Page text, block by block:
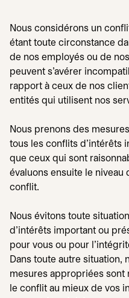
Nous considérons un
étant toute circonstance
de nos employés ou de
peuvent s'avérer
rapport à ceux de nos
entités qui utilisent nos
Nous prenons des
tous les conflits d'intérêts
que ceux qui sont
évaluons ensuite le niveau
conflit.
Nous évitons toute
d'intérêts important ou
pour vous ou pour
Dans toute autre situation,
mesures appropriées sont
le conflit au mieux de vos